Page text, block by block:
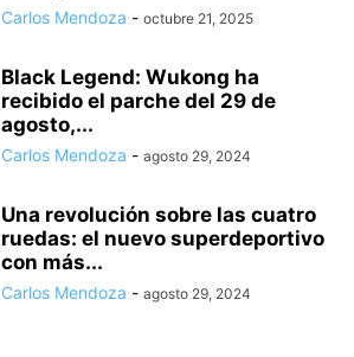
Carlos Mendoza - octubre 21, 2025
Black Legend: Wukong ha
recibido el parche del 29 de
agosto,...
Carlos Mendoza - agosto 29, 2024
Una revolución sobre las cuatro
ruedas: el nuevo superdeportivo
con más...
Carlos Mendoza - agosto 29, 2024